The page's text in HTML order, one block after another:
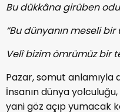
Bu dükkâna girüben
“Bu dünyanın meseli
Velî bizim ömrümüz bir
Pazar, somut anlamıyla
İnsanın dünya
yani göz açıp yumacak